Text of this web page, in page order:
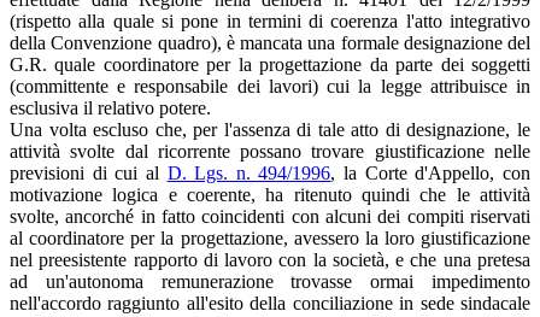
(rispetto alla quale si pone in termini di coerenza l'atto integrativo
della Convenzione quadro), è mancata una formale designazione del
G.R. quale coordinatore per la progettazione da parte dei soggetti
(committente e responsabile dei lavori) cui la legge attribuisce in
esclusiva il relativo potere.
Una volta escluso che, per l'assenza di tale atto di designazione, le
attività svolte dal ricorrente possano trovare giustificazione nelle
previsioni di cui al D. Lgs. n. 494/1996, la Corte d'Appello, con
motivazione logica e coerente, ha ritenuto quindi che le attività
svolte, ancorché in fatto coincidenti con alcuni dei compiti riservati
al coordinatore per la progettazione, avessero la loro giustificazione
nel preesistente rapporto di lavoro con la società, e che una pretesa
ad un'autonoma remunerazione trovasse ormai impedimento
nell'accordo raggiunto all'esito della conciliazione in sede sindacale